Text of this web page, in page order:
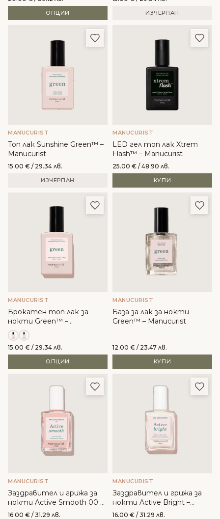
ОПЦИИ ИЗЧЕРПАН
Добави в любими
MANUCURIST
Топ лак Sunshine Green™ –
Manucurist
15.00 € / 29.34 лв.
ИЗЧЕРПАН
MANUCURIST
LED гел топ лак Xtrem
Flash™ – Manucurist
25.00 € / 48.90 лв.
КУПИ
Добави в любими
MANUCURIST
Брокатен топ лак за
нокти Green™ –
Manucurist
15.00 € / 29.34 лв.
ОПЦИИ
MANUCURIST
База за лак за нокти
Green™ – Manucurist
12.00 € / 23.47 лв.
КУПИ
Добави в любими
MANUCURIST
Заздравител и грижа за
нокти Active Smooth 00 –
Manucurist
16.00 € / 31.29 лв.
MANUCURIST
Заздравител и грижа за
нокти Active Bright –
Manucurist
16.00 € / 31.29 лв.